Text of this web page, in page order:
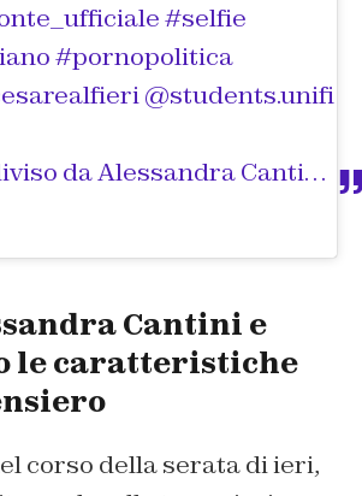
#selfie
#pornopolitica
@students.unifi
daAlessandra Cantini
Cantini e
le caratteristiche
corso della serata di ieri,